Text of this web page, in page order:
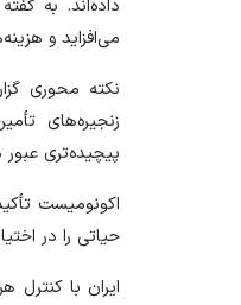
داده‌اند. به
می‌افزاید و
نکته محوری
زنجیره‌های
پیچیده‌تری عبور
اکونومیست
حیاتی را در
ایران با کنترل